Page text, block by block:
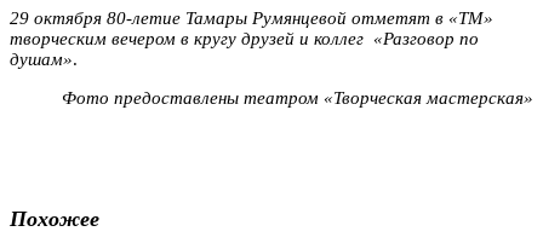
29 октября 80-летие Тамары Румянцевой отметят в «ТМ»
творческим вечером в кругу друзей и коллег «Разговор по
душам».
Фото предоставлены театром «Творческая мастерская»
Похожее